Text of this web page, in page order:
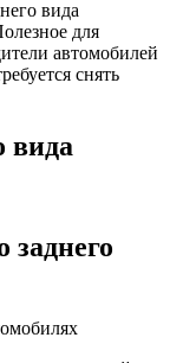
вида
для
автомобилей
снять
вида
заднего